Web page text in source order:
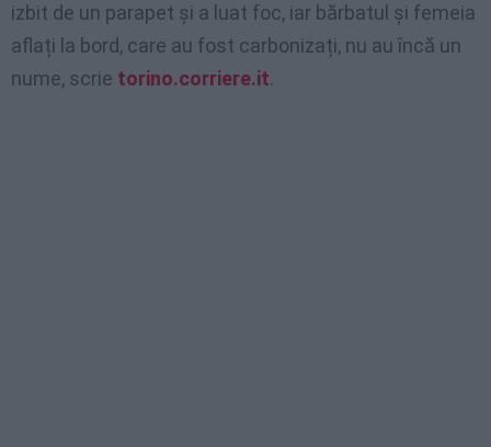
izbit de un parapet și a luat foc, iar bărbatul și femeia
aflați la bord, care au fost carbonizați, nu au încă un
nume, scrie torino.corriere.it.